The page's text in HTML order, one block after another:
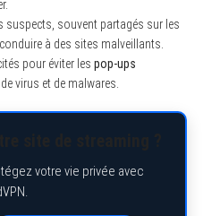
suspects, souvent partagés sur les
à des sites malveillants.
pour éviter les pop-ups
virus et de malwares.
votre vie privée avec